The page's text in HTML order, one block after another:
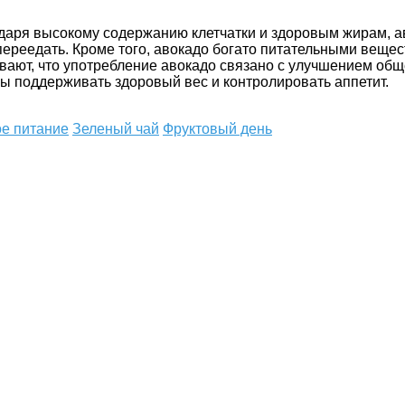
высокому содержанию клетчатки и здоровым жирам,
Кроме того, авокадо богато питательными
что употребление авокадо связано с улучшением
здоровый вес и контролировать аппетит.
питание Зеленый чай Фруктовый день